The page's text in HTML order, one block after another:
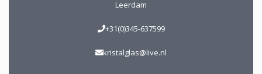
Leerdam
+31(0)345-637599
kristalglas@live.nl